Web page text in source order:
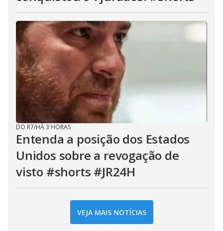
DO R7/HÁ 3 HORAS
Entenda a posição dos Estados
Unidos sobre a revogação de
visto #shorts #JR24H
VEJA MAIS NOTÍCIAS